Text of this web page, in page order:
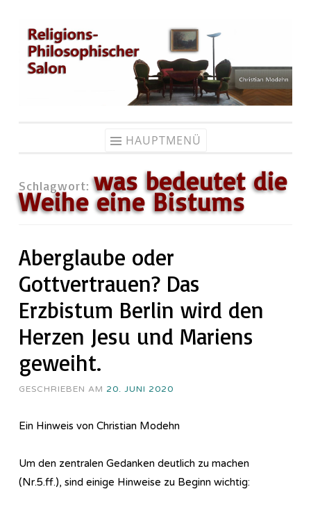
Zum
Inhalt
springen
HAUPTMENÜ
Schlagwort:was bedeutet die
Weihe eine Bistums
Aberglaube oder
Gottvertrauen? Das
Erzbistum Berlin wird den
Herzen Jesu und Mariens
geweiht.
GESCHRIEBEN AM 20. JUNI 2020
Ein Hinweis von Christian Modehn
Um den zentralen Gedanken deutlich zu machen
(Nr.5.ff.), sind einige Hinweise zu Beginn wichtig: